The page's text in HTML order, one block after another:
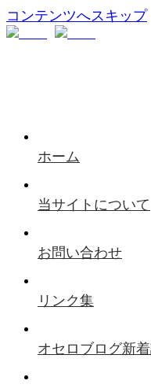
コンテンツへスキップ
ホーム
当サイトについて
お問い合わせ
リンク集
オセロブログ新